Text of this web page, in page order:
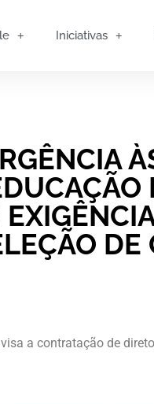
Iniciativas
DE
a contratação de